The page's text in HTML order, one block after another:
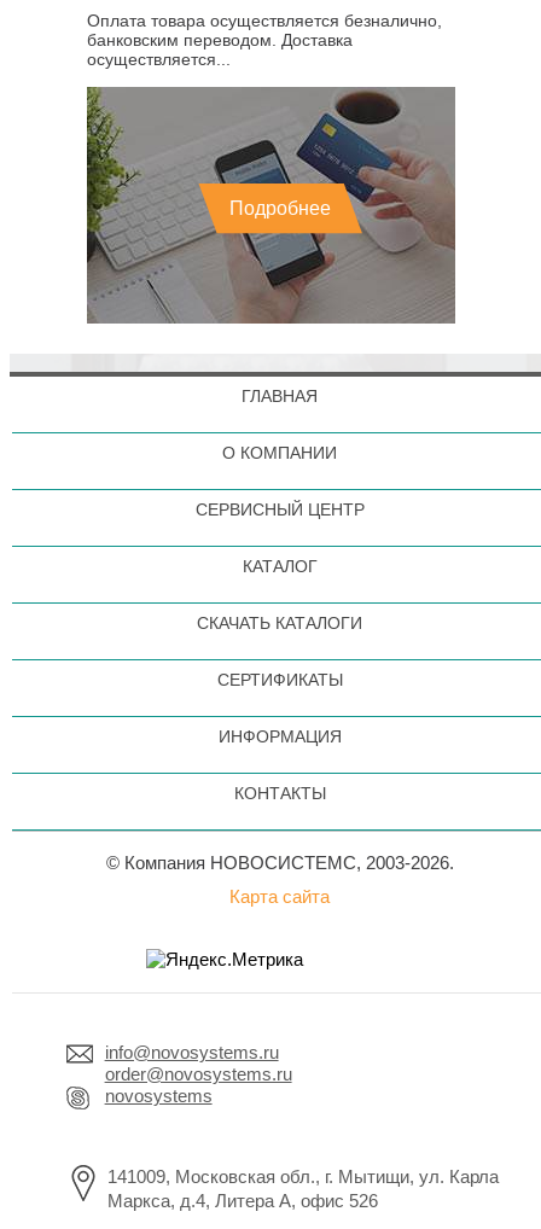
Оплата товара осуществляется безналично,
банковским переводом. Доставка
осуществляется...
Подробнее
ГЛАВНАЯ
О КОМПАНИИ
СЕРВИСНЫЙ ЦЕНТР
КАТАЛОГ
СКАЧАТЬ КАТАЛОГИ
СЕРТИФИКАТЫ
ИНФОРМАЦИЯ
КОНТАКТЫ
© Компания НОВОСИСТЕМС, 2003-2026.
Карта сайта
info@novosystems.ru
order@novosystems.ru
novosystems
141009, Московская обл., г. Мытищи, ул. Карла
Маркса, д.4, Литера А, офис 526